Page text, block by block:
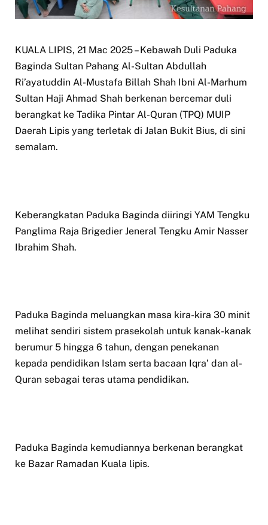
KUALA LIPIS, 21 Mac 2025 – Kebawah Duli Paduka
Baginda Sultan Pahang Al-Sultan Abdullah
Ri’ayatuddin Al-Mustafa Billah Shah Ibni Al-Marhum
Sultan Haji Ahmad Shah berkenan bercemar duli
berangkat ke Tadika Pintar Al-Quran (TPQ) MUIP
Daerah Lipis yang terletak di Jalan Bukit Bius, di sini
semalam.
Keberangkatan Paduka Baginda diiringi YAM Tengku
Panglima Raja Brigedier Jeneral Tengku Amir Nasser
Ibrahim Shah.
Paduka Baginda meluangkan masa kira-kira 30 minit
melihat sendiri sistem prasekolah untuk kanak-kanak
berumur 5 hingga 6 tahun, dengan penekanan
kepada pendidikan Islam serta bacaan Iqra’ dan al-
Quran sebagai teras utama pendidikan.
Paduka Baginda kemudiannya berkenan berangkat
ke Bazar Ramadan Kuala lipis.